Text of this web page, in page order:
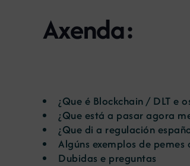
Axenda:
¿Que é Blockchain / DLT e
¿Que está a pasar agora
¿Que di a regulación
Algúns exemplos de
Dubidas e preguntas